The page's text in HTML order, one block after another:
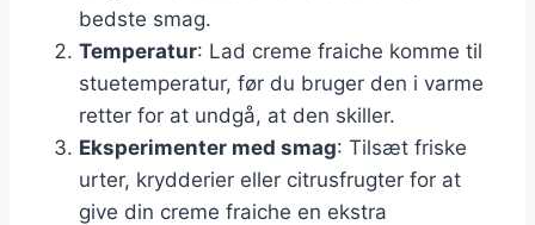
bedste smag.
Temperatur: Lad creme fraiche komme til
stuetemperatur, før du bruger den i varme
retter for at undgå, at den skiller.
Eksperimenter med smag: Tilsæt friske
urter, krydderier eller citrusfrugter for at
give din creme fraiche en ekstra